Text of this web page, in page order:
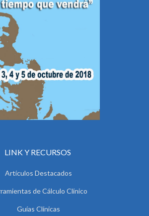
LINK Y RECURSOS
Artículos Destacados
de Cálculo Clínico
Guías Clínicas